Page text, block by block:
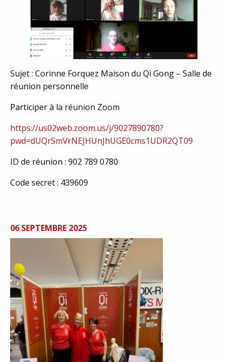
Sujet : Corinne Forquez Maison du Qi Gong – Salle de
réunion personnelle
Participer à la réunion Zoom
https://us02web.zoom.us/j/9027890780?
pwd=dUQrSmVrNEJHUnJhUGE0cms1UDR2QT09
ID de réunion : 902 789 0780
Code secret : 439609
06 SEPTEMBRE 2025